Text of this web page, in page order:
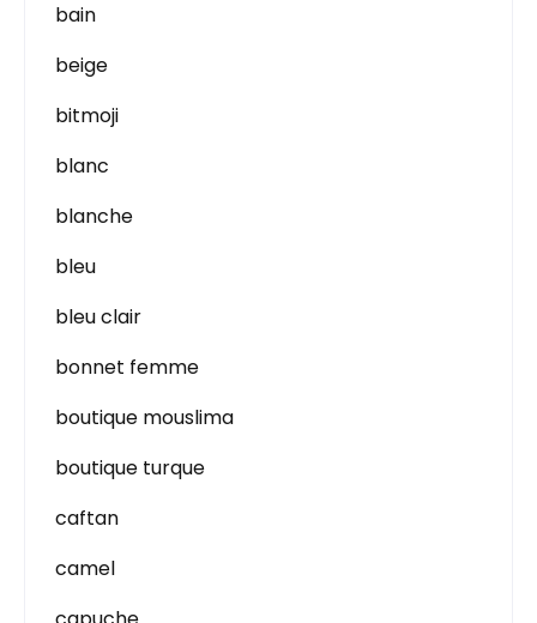
bain
beige
bitmoji
blanc
blanche
bleu
bleu clair
bonnet femme
boutique mouslima
boutique turque
caftan
camel